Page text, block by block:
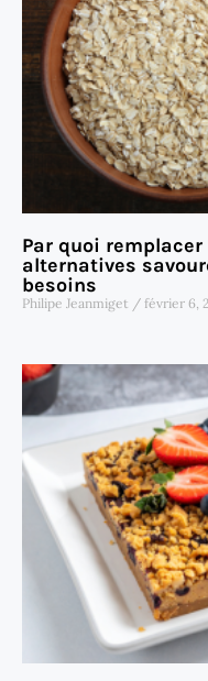
Par quoi remplacer
alternatives
besoins
Philipe Jeanmiget février 6,